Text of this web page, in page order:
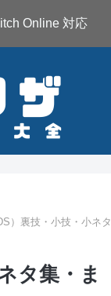
Online 対応
）裏技・小技・小ネタ
タ集・ま